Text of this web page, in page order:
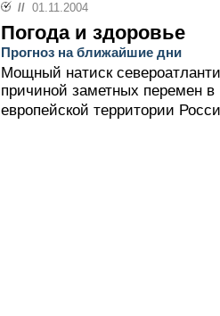
// 01.11.2004
Погода и здоровье
Прогноз на ближайшие дни
Мощный натиск
причиной заметных перемен
европейской территории